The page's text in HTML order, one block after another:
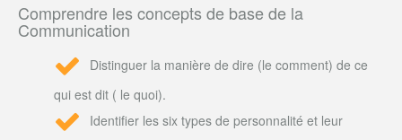
Comprendre les concepts de base de la
Communication
Distinguer la manière de dire (le comment) de ce
qui est dit ( le quoi).
Identifier les six types de personnalité et leur